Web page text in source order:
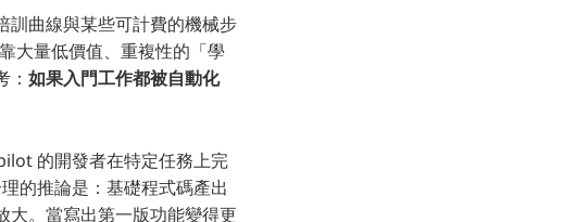
訓曲線與某些可計費的機械步
大量低價值、重複性的「學
如果入門工作都被自動化
的開發者在特定任務上完
的推論是：基礎程式碼產出
大。當寫出第一版功能變得更